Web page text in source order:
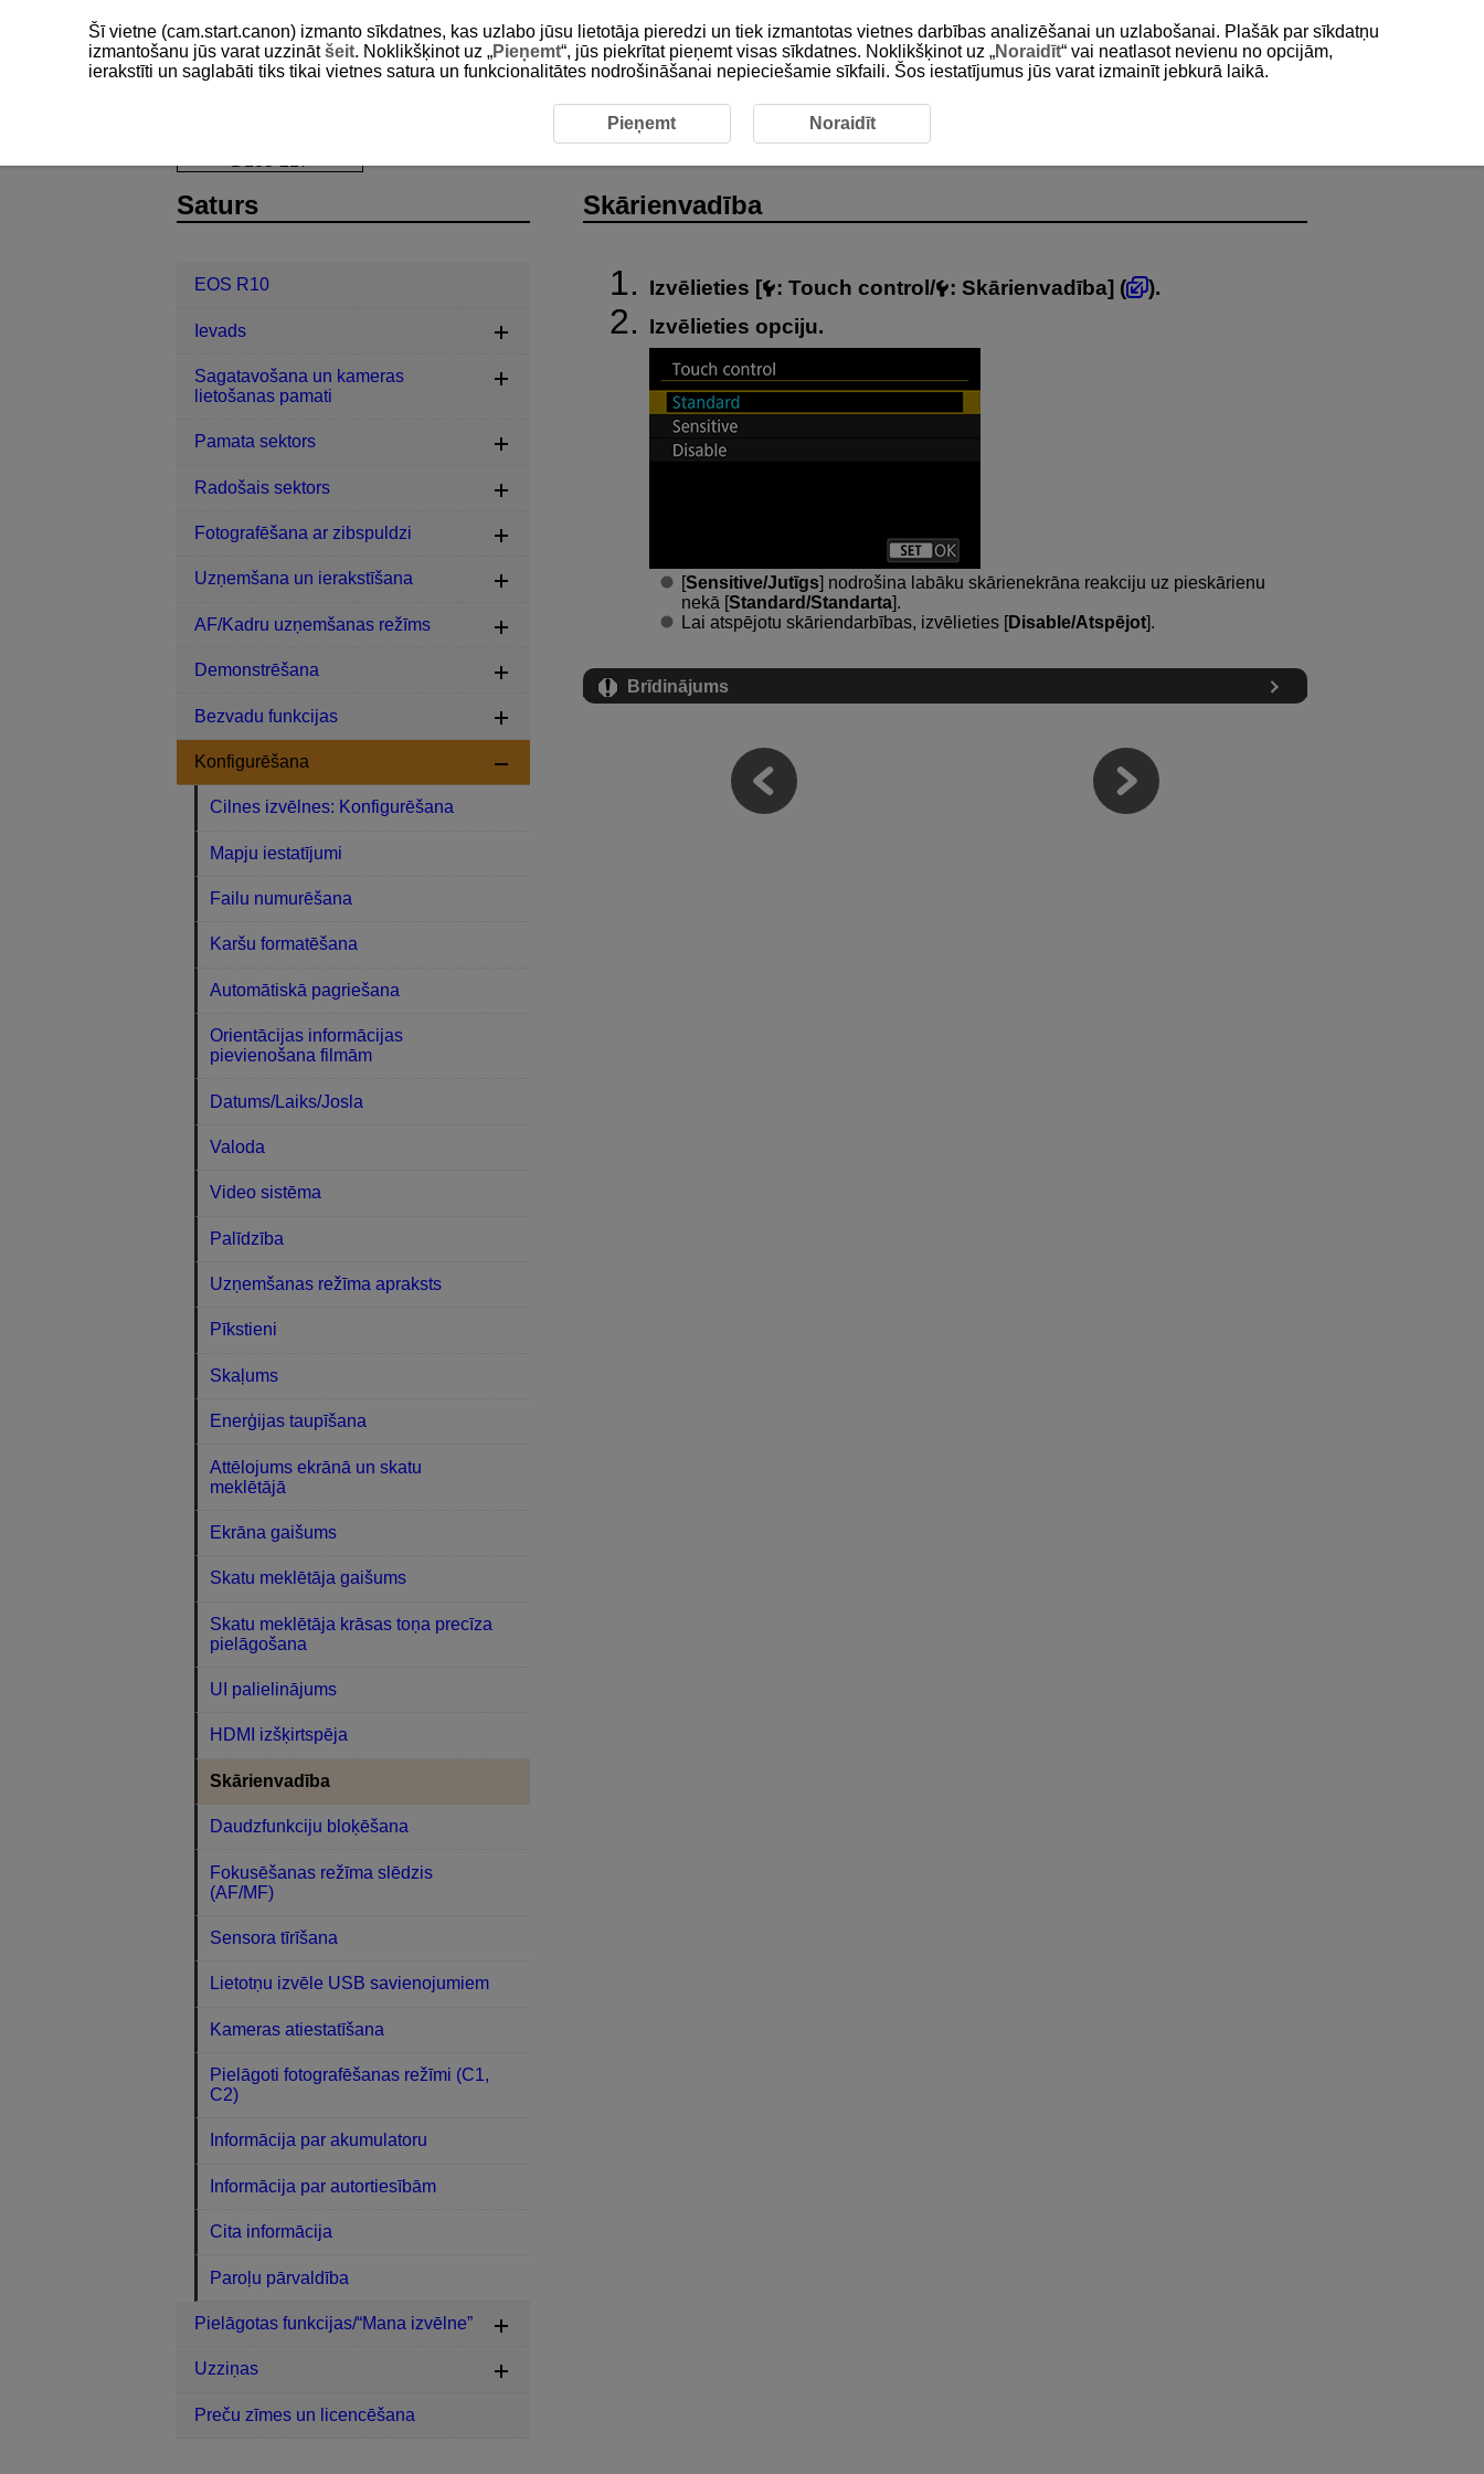
Skārienvadība
Skārienvadība
Izvēlieties [ : Touch control / : Skārienvadība] (
).
Izvēlieties opciju.
[Sensitive/Jutīgs] nodrošina labāku skārienekrāna reakciju uz pieskārienu
nekā [Standard/Standarta].
Lai atspējotu skāriendarbības, izvēlieties [Disable/Atspējot].
Brīdinājums
Saturs
EOS R10
Ievads
Sagatavošana un kameras
lietošanas pamati
Pamata sektors
Radošais sektors
Fotografēšana ar zibspuldzi
Uzņemšana un ierakstīšana
AF/Kadru uzņemšanas režīms
Demonstrēšana
Bezvadu funkcijas
Konfigurēšana
Cilnes izvēlnes: Konfigurēšana
Mapju iestatījumi
Failu numurēšana
Karšu formatēšana
Automātiskā pagriešana
Orientācijas informācijas
pievienošana filmām
Datums/Laiks/Josla
Valoda
Video sistēma
Palīdzība
Uzņemšanas režīma apraksts
Pīkstieni
Skaļums
Enerģijas taupīšana
Attēlojums ekrānā un skatu
meklētājā
Ekrāna gaišums
Skatu meklētāja gaišums
Skatu meklētāja krāsas toņa precīza
pielāgošana
UI palielinājums
HDMI izšķirtspēja
Skārienvadība
Daudzfunkciju bloķēšana
Fokusēšanas režīma slēdzis
(AF/MF)
Sensora tīrīšana
Lietotņu izvēle USB savienojumiem
Kameras atiestatīšana
Pielāgoti fotografēšanas režīmi (C1,
C2)
Informācija par akumulatoru
Informācija par autortiesībām
Cita informācija
Paroļu pārvaldība
Pielāgotas funkcijas/“Mana izvēlne”
Uzziņas
Preču zīmes un licencēšana
Šī vietne (cam.start.canon) izmanto sīkdatnes, kas uzlabo jūsu lietotāja pieredzi un tiek izmantotas vietnes darbības analizēšanai un uzlabošanai. Plašāk par sīkdatņu
izmantošanu jūs varat uzzinātšeit. Noklikšķinot uz „Pieņemt“, jūs piekrītat pieņemt visas sīkdatnes. Noklikšķinot uz „Noraidīt“ vai neatlasot nevienu no opcijām,
ierakstīti un saglabāti tiks tikai vietnes satura un funkcionalitātes nodrošināšanai nepieciešamie sīkfaili. Šos iestatījumus jūs varat izmainīt jebkurā laikā.
Pieņemt Noraidīt